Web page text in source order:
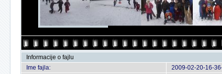
Informacije o fajlu
Ime fajla:
2009-02-20-16-